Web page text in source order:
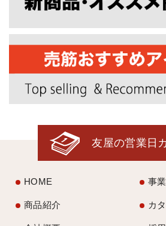
友屋の営業日
HOME 事
商品紹介 カ